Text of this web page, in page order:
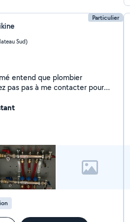
Particulier
Sud)
entend que plombier
pas pas à me contacter pour